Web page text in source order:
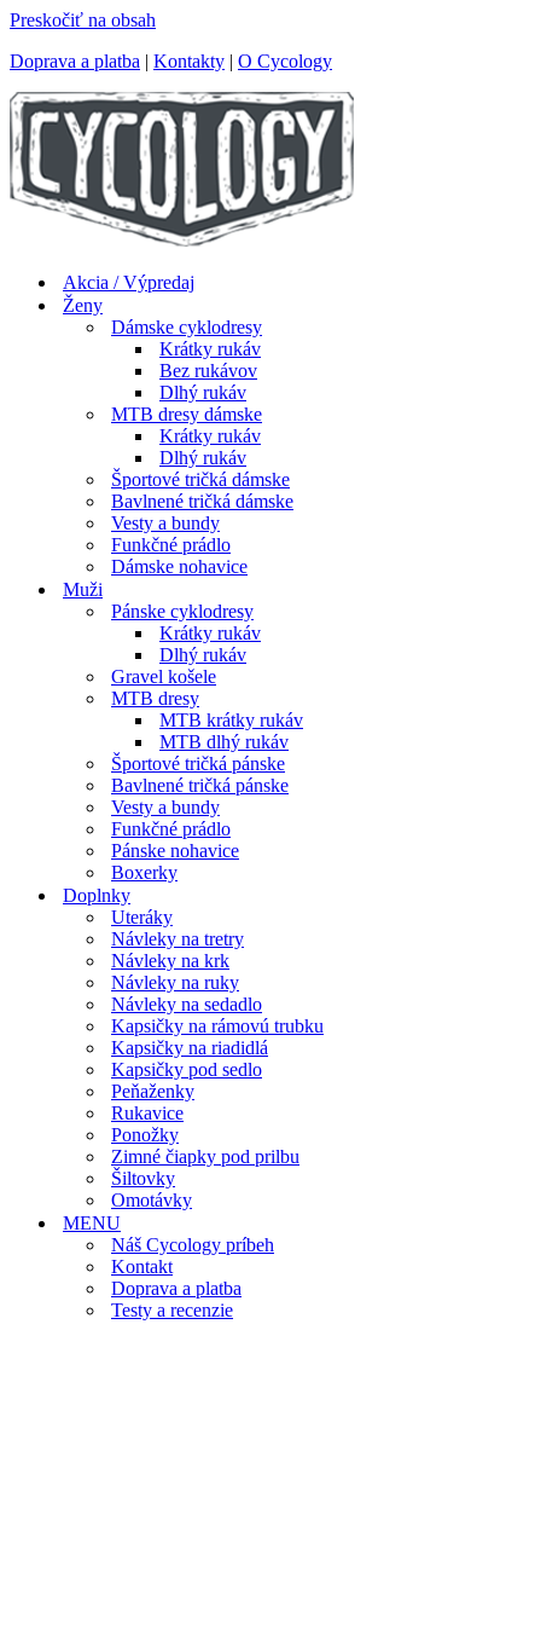
Preskočiť na obsah
Doprava a platba | Kontakty | O Cycology
Akcia / Výpredaj
Ženy
Dámske cyklodresy
Krátky rukáv
Bez rukávov
Dlhý rukáv
MTB dresy dámske
Krátky rukáv
Dlhý rukáv
Športové tričká dámske
Bavlnené tričká dámske
Vesty a bundy
Funkčné prádlo
Dámske nohavice
Muži
Pánske cyklodresy
Krátky rukáv
Dlhý rukáv
Gravel košele
MTB dresy
MTB krátky rukáv
MTB dlhý rukáv
Športové tričká pánske
Bavlnené tričká pánske
Vesty a bundy
Funkčné prádlo
Pánske nohavice
Boxerky
Doplnky
Uteráky
Návleky na tretry
Návleky na krk
Návleky na ruky
Návleky na sedadlo
Kapsičky na rámovú trubku
Kapsičky na riadidlá
Kapsičky pod sedlo
Peňaženky
Rukavice
Ponožky
Zimné čiapky pod prilbu
Šiltovky
Omotávky
MENU
Náš Cycology príbeh
Kontakt
Doprava a platba
Testy a recenzie